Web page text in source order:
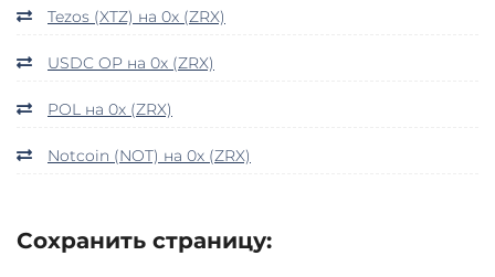
Tezos (XTZ) на 0x (ZRX)
USDC OP на 0x (ZRX)
POL на 0x (ZRX)
Notcoin (NOT) на 0x (ZRX)
Сохранить страницу: